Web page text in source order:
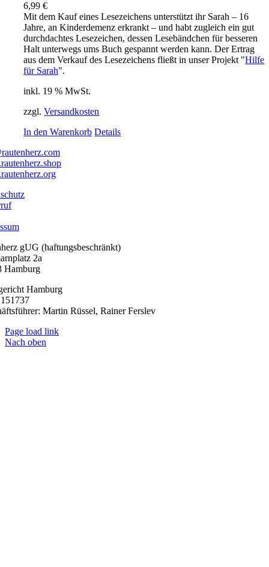
6,99€
Mit dem Kauf eines Lesezeichens unterstützt ihr Sarah – 16
Jahre, an Kinderdemenz erkrankt – und habt zugleich ein gut
durchdachtes Lesezeichen, dessen Lesebändchen für besseren
Halt unterwegs ums Buch gespannt werden kann. Der Ertrag
aus dem Verkauf des Lesezeichens fließt in unser Projekt "Hilfe
für Sarah".
inkl. 19 % MwSt.
zzgl.Versandkosten
In den Warenkorb Details
gUG (haftungsbeschränkt)
2a
Hamburg
Hamburg
Martin Rüssel, Rainer Ferslev
Page load link
Nach oben